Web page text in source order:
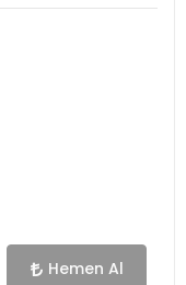
Hemen Al